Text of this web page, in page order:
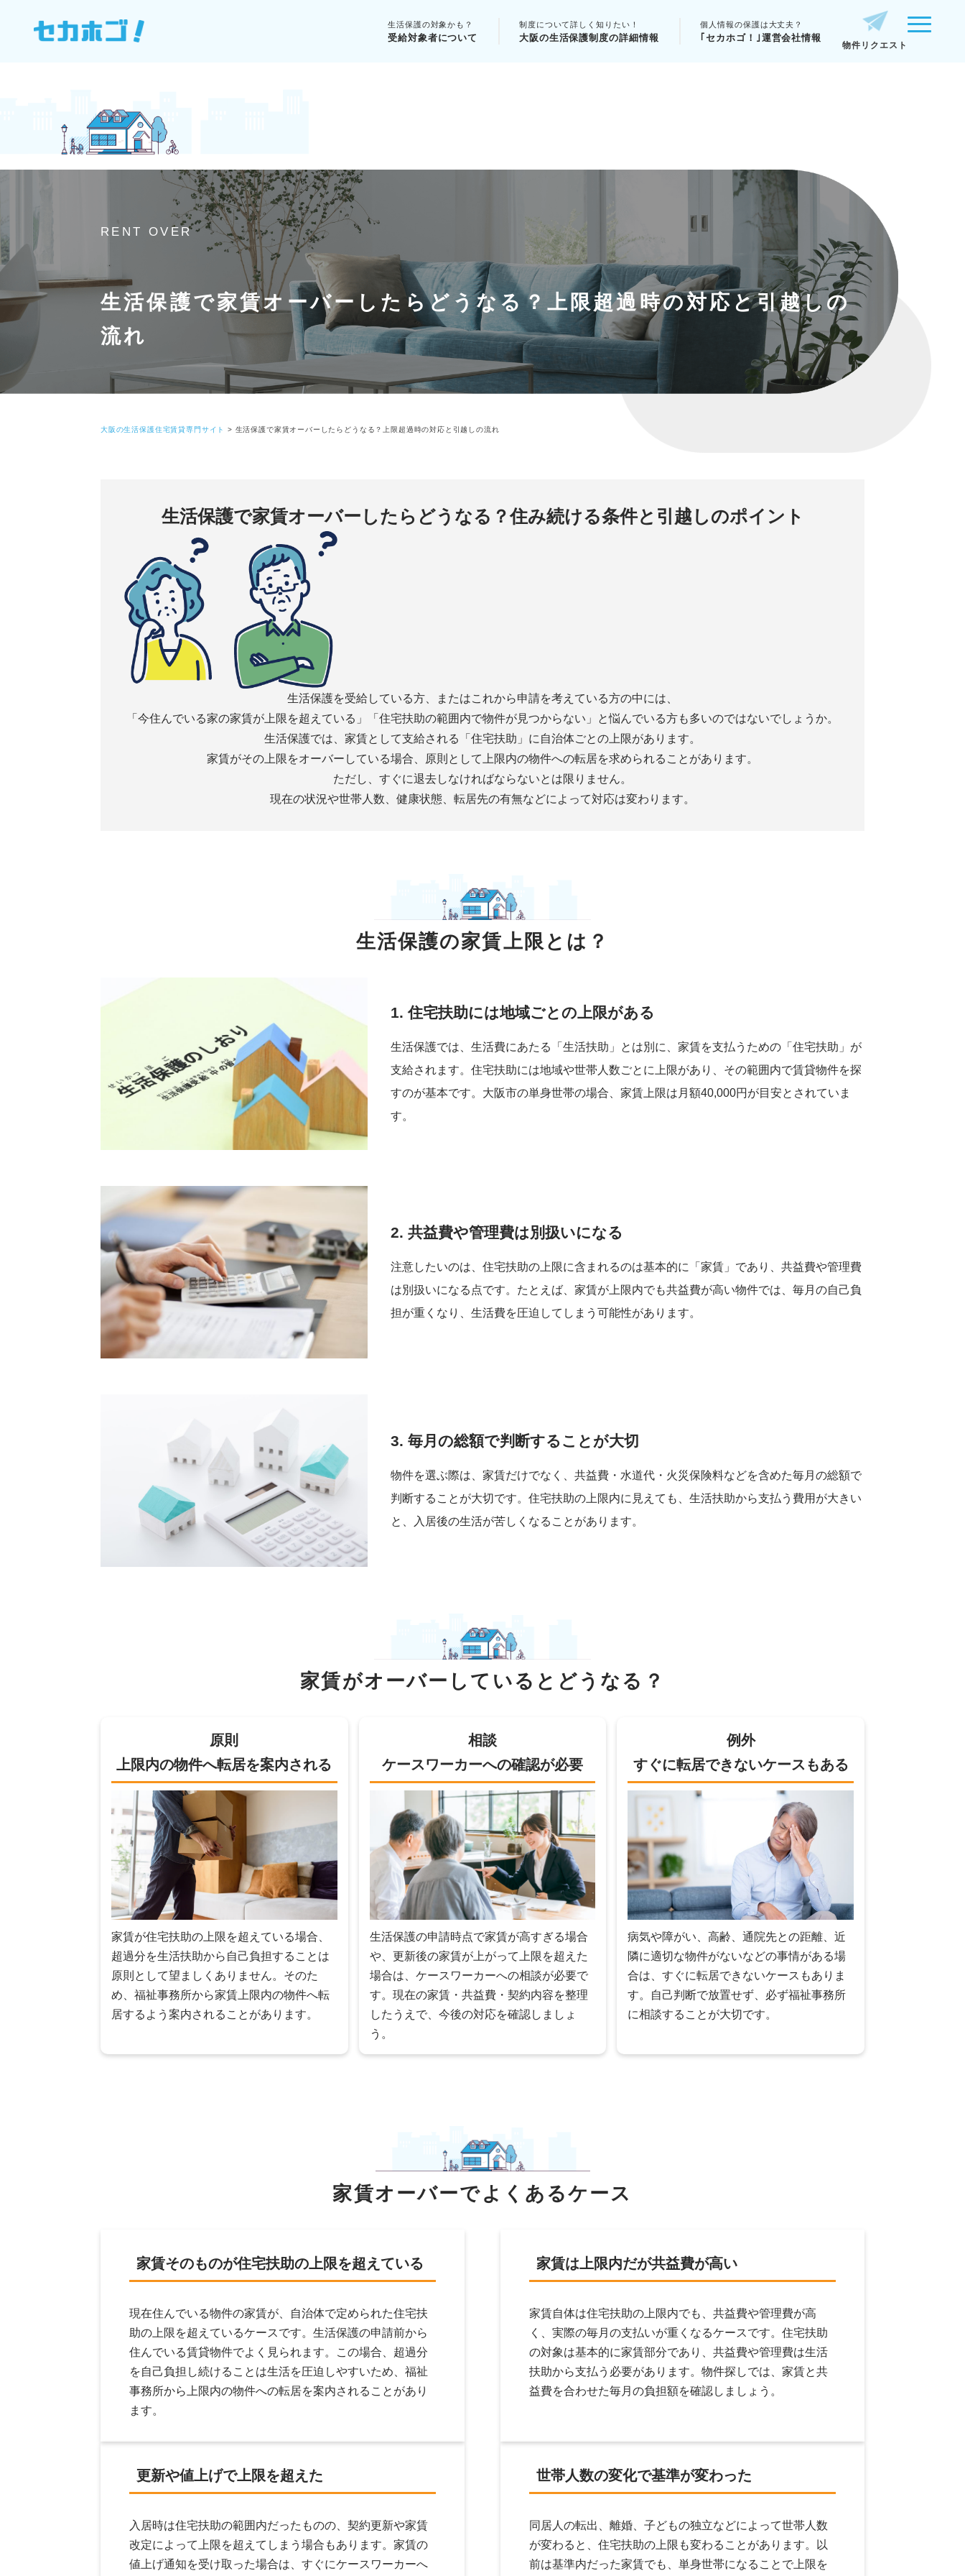
生活保護の対象かも？
受給対象者について
制度について詳しく知りたい！
大阪の生活保護制度の詳細情報
個人情報の保護は大丈夫？
｢セカホゴ！｣運営会社情報
物件リクエスト
RENT OVER
生活保護で家賃オーバーしたらどうなる？上限超過時の対応と引越しの
流れ
大阪の生活保護住宅賃貸専門サイト > 生活保護で家賃オーバーしたらどうなる？上限超過時の対応と引越しの流れ
生活保護で家賃オーバーしたらどうなる？住み続ける条件と引越しのポイント
生活保護を受給している方、またはこれから申請を考えている方の中には、
「今住んでいる家の家賃が上限を超えている」「住宅扶助の範囲内で物件が見つからない」と悩んでいる方も多いのではないでしょうか。
生活保護では、家賃として支給される「住宅扶助」に自治体ごとの上限があります。
家賃がその上限をオーバーしている場合、原則として上限内の物件への転居を求められることがあります。
ただし、すぐに退去しなければならないとは限りません。
現在の状況や世帯人数、健康状態、転居先の有無などによって対応は変わります。
生活保護の家賃上限とは？
1. 住宅扶助には地域ごとの上限がある
生活保護では、生活費にあたる「生活扶助」とは別に、家賃を支払うための「住宅扶助」が
支給されます。住宅扶助には地域や世帯人数ごとに上限があり、その範囲内で賃貸物件を探
すのが基本です。大阪市の単身世帯の場合、家賃上限は月額40,000円が目安とされていま
す。
2. 共益費や管理費は別扱いになる
注意したいのは、住宅扶助の上限に含まれるのは基本的に「家賃」であり、共益費や管理費
は別扱いになる点です。たとえば、家賃が上限内でも共益費が高い物件では、毎月の自己負
担が重くなり、生活費を圧迫してしまう可能性があります。
3. 毎月の総額で判断することが大切
物件を選ぶ際は、家賃だけでなく、共益費・水道代・火災保険料などを含めた毎月の総額で
判断することが大切です。住宅扶助の上限内に見えても、生活扶助から支払う費用が大きい
と、入居後の生活が苦しくなることがあります。
家賃がオーバーしていると どうなる？
原則
上限内の物件へ転居を案内される
家賃が住宅扶助の上限を超えている場合、
超過分を生活扶助から自己負担することは
原則として望ましくありません。そのた
め、福祉事務所から家賃上限内の物件へ転
居するよう案内されることがあります。
相談
ケースワーカーへの確認が必要
生活保護の申請時点で家賃が高すぎる場合
や、更新後の家賃が上がって上限を超えた
場合は、ケースワーカーへの相談が必要で
す。現在の家賃・共益費・契約内容を整理
したうえで、今後の対応を確認しましょ
う。
例外
すぐに転居できないケースもある
病気や障がい、高齢、通院先との距離、近
隣に適切な物件がないなどの事情がある場
合は、すぐに転居できないケースもありま
す。自己判断で放置せず、必ず福祉事務所
に相談することが大切です。
家賃オーバーでよくあるケース
家賃そのものが住宅扶助の上限を超えている
現在住んでいる物件の家賃が、自治体で定められた住宅扶
助の上限を超えているケースです。生活保護の申請前から
住んでいる賃貸物件でよく見られます。この場合、超過分
を自己負担し続けることは生活を圧迫しやすいため、福祉
事務所から上限内の物件への転居を案内されることがあり
ます。
家賃は上限内だが共益費が高い
家賃自体は住宅扶助の上限内でも、共益費や管理費が高
く、実際の毎月の支払いが重くなるケースです。住宅扶助
の対象は基本的に家賃部分であり、共益費や管理費は生活
扶助から支払う必要があります。物件探しでは、家賃と共
益費を合わせた毎月の負担額を確認しましょう。
更新や値上げで上限を超えた
入居時は住宅扶助の範囲内だったものの、契約更新や家賃
改定によって上限を超えてしまう場合もあります。家賃の
値上げ通知を受け取った場合は、すぐにケースワーカーへ
世帯人数の変化で基準が変わった
同居人の転出、離婚、子どもの独立などによって世帯人数
が変わると、住宅扶助の上限も変わることがあります。以
前は基準内だった家賃でも、単身世帯になることで上限を